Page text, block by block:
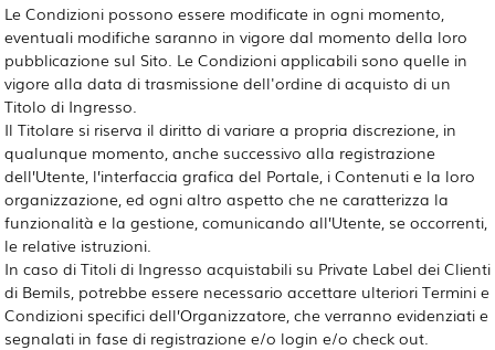
Le Condizioni possono essere modificate in ogni momento,
eventuali modifiche saranno in vigore dal momento della loro
pubblicazione sul Sito. Le Condizioni applicabili sono quelle in
vigore alla data di trasmissione dell'ordine di acquisto di un
Titolo di Ingresso.
Il Titolare si riserva il diritto di variare a propria discrezione, in
qualunque momento, anche successivo alla registrazione
dell’Utente, l’interfaccia grafica del Portale, i Contenuti e la loro
organizzazione, ed ogni altro aspetto che ne caratterizza la
funzionalità e la gestione, comunicando all’Utente, se occorrenti,
le relative istruzioni.
In caso di Titoli di Ingresso acquistabili su Private Label dei Clienti
di Bemils, potrebbe essere necessario accettare ulteriori Termini e
Condizioni specifici dell’Organizzatore, che verranno evidenziati e
segnalati in fase di registrazione e/o login e/o check out.